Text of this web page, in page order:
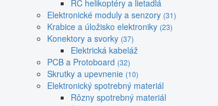
RC helikoptéry a lietadlá
Elektronické moduly a senzory (31)
Krabice a úložisko elektroniky (23)
Konektory a svorky (37)
Elektrická kabeláž
PCB a Protoboard (32)
Skrutky a upevnenie (10)
Elektronický spotrebný materiál
Rôzny spotrebný materiál